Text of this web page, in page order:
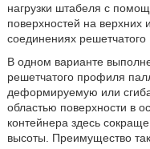
нагрузки штабеля с
поверхностей на
соединениях решетчатого
В одном варианте
решетчатого профиля
деформируемую или
областью поверхности в
контейнера здесь
высоты. Преимущество